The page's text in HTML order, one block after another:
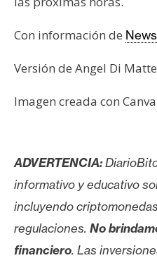
Con información de
Versión de Angel Di
Imagen creada con Canva
ADVERTENCIA:
informativo y educativo
incluyendo
regulaciones. No
financiero. Las